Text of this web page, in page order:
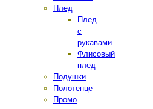
Плед
Плед
с
рукавами
Флисовый
плед
Подушки
Полотенце
Промо